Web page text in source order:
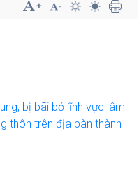
bị bãi bỏ lĩnh vực lâm
thôn trên địa bàn thành